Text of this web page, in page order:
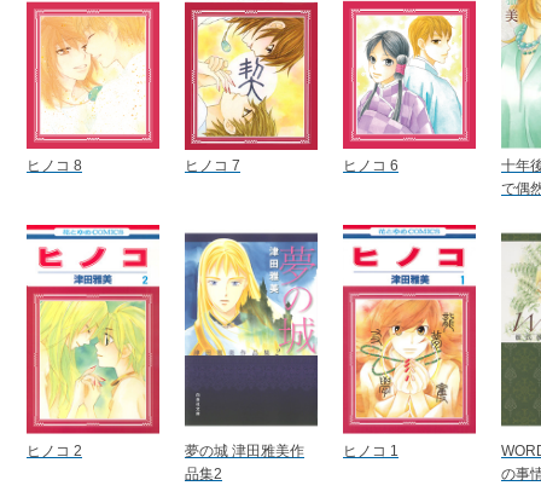
ヒノコ 8 ヒノコ 7 ヒノコ 6
十年
で偶
ヒノコ 2
夢の城 津田雅美作
品集2
ヒノコ 1
の事